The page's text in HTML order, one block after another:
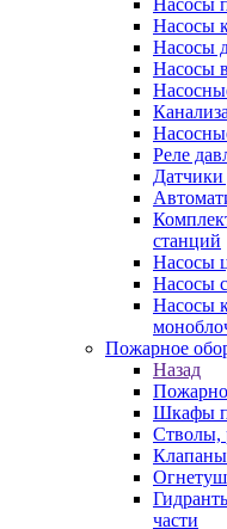
Насосы
Насосы
Насосы
Насосы
Реле
Датчики
станций
Насосы
Насосы
Насосы
Пожарное
Назад
Шкафы
Стволы,
части